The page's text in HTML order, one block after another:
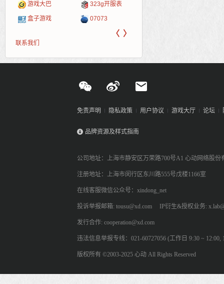
游戏大巴 323g开服表
盒子游戏 07073
〈 〉
联系我们
免责声明 隐私政策 用户协议 游戏大厅 论坛
品牌资源及样式指南
公司地址：上海市静安区万荣路700号A1 心动网络股份
注册地址：上海市闵行区东川路555号戊楼1166室
在线客服微信公众号：xindong_net
投诉举报邮箱: tousu@xd.com IP衍生&授权业务:
发行合作: cooperation@xd.com
违法信息举报专线：021-60727056 (工作日 9:30 ~ 12:00,
版权所有 ©2003-2025 心动 All Rights Reserved